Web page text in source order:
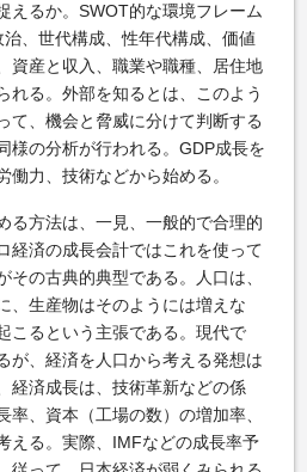
えるか。SWOT的な環境フレーム
治、世代構成、性年代構成、価値
資産と収入、職業や職種、居住地
れる。外部を知るとは、このよう
て、機会と脅威に分けて判断する
様の分析が行われる。GDP成長を
働力、技術などから始める。
る方法は、一見、一般的で合理的
経済の成長会計ではこれを使って
その古典的典型である。人口は、
、生産物はそのようには増えな
こるという主張である。現代で
が、経済を人口から考える発想は
経済成長は、技術革新などの係
率、資本（工場の数）の増加率、
える。実際、IMFなどの成長率予